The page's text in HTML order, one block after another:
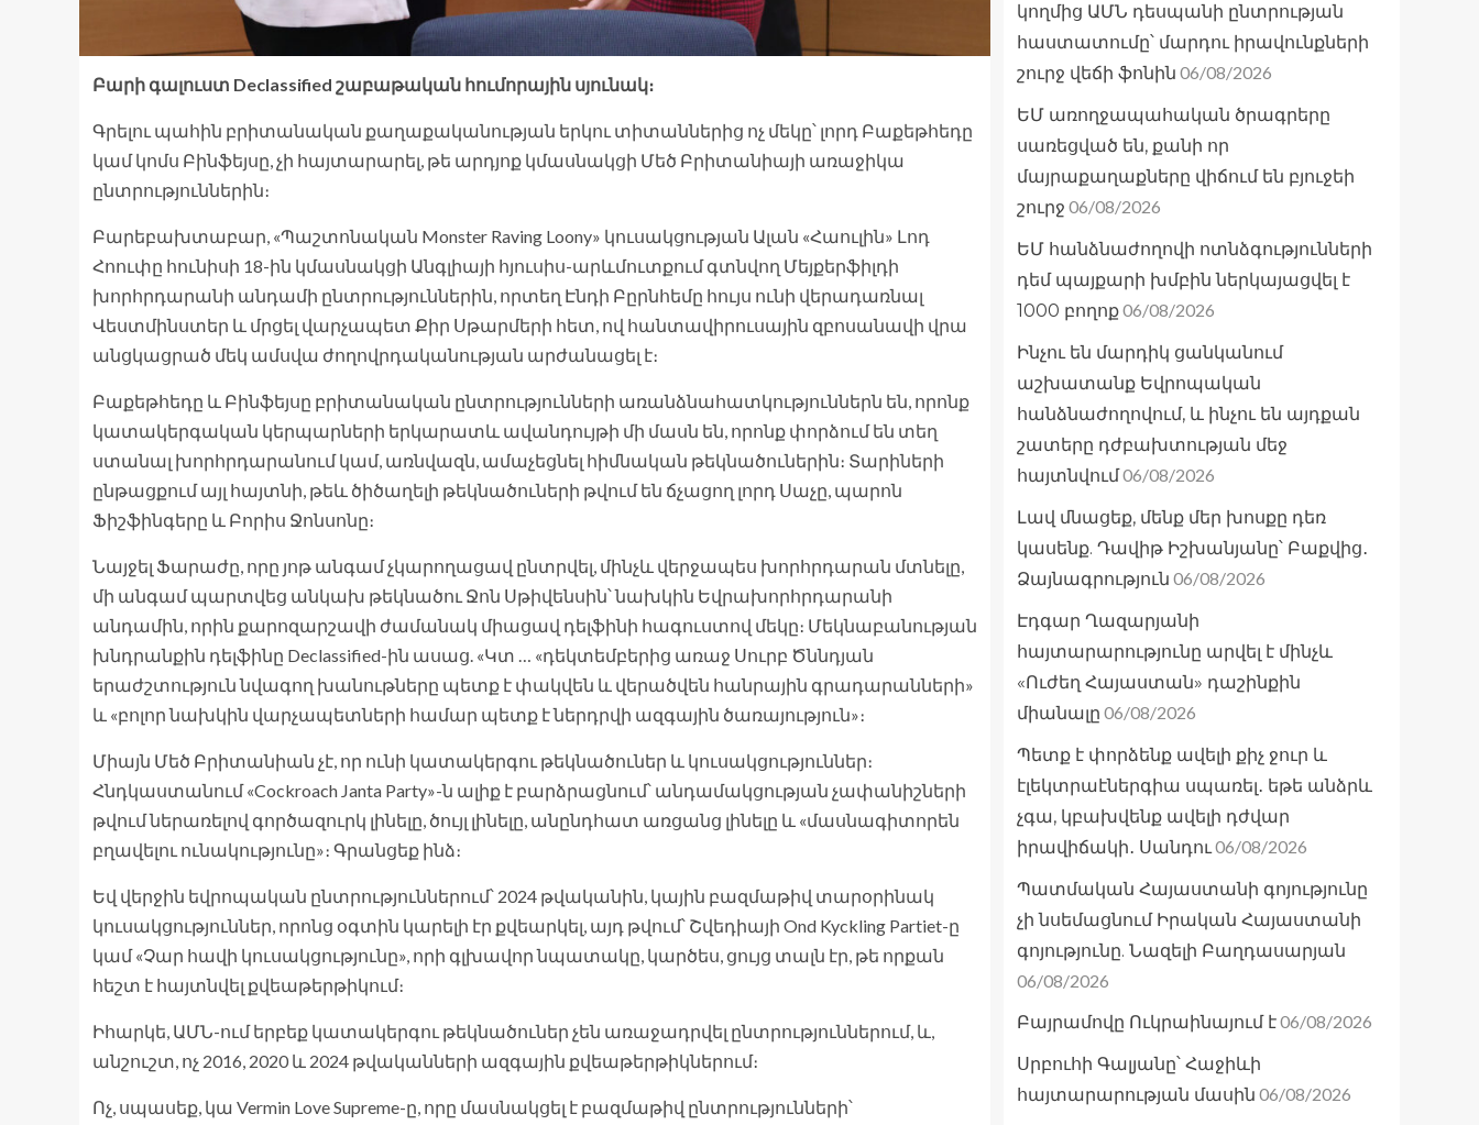
Բարի գալուստ Declassified շաբաթական հումորային սյունակ։
Գրելու պահին բրիտանական քաղաքականության երկու տիտաններից ոչ մեկը՝ լորդ Բաքեթհեդը
կամ կոմս Բինֆեյսը, չի հայտարարել, թե արդյոք կմասնակցի Մեծ Բրիտանիայի առաջիկա
ընտրություններին։
Բարեբախտաբար, «Պաշտոնական Monster Raving Loony» կուսակցության Ալան «Հաուլին» Լոդ
Հոուփը հունիսի 18-ին կմասնակցի Անգլիայի հյուսիս-արևմուտքում գտնվող Մեյքերֆիլդի
խորհրդարանի անդամի ընտրություններին, որտեղ Էնդի Բըրնհեմը հույս ունի վերադառնալ
Վեստմինստեր և մրցել վարչապետ Քիր Սթարմերի հետ, ով հանտավիրուսային զբոսանավի վրա
անցկացրած մեկ ամսվա ժողովրդականության արժանացել է։
Բաքեթհեդը և Բինֆեյսը բրիտանական ընտրությունների առանձնահատկություններն են, որոնք
կատակերգական կերպարների երկարատև ավանդույթի մի մասն են, որոնք փորձում են տեղ
ստանալ խորհրդարանում կամ, առնվազն, ամաչեցնել հիմնական թեկնածուներին։ Տարիների
ընթացքում այլ հայտնի, թեև ծիծաղելի թեկնածուների թվում են ճչացող լորդ Սաչը, պարոն
Ֆիշֆինգերը և Բորիս Ջոնսոնը։
Նայջել Ֆարաժը, որը յոթ անգամ չկարողացավ ընտրվել, մինչև վերջապես խորհրդարան մտնելը,
մի անգամ պարտվեց անկախ թեկնածու Ջոն Սթիվենսին՝ նախկին Եվրախորհրդարանի
անդամին, որին քարոզարշավի ժամանակ միացավ դելֆինի հագուստով մեկը։ Մեկնաբանության
խնդրանքին դելֆինը Declassified-ին ասաց. «Կտ … «դեկտեմբերից առաջ Սուրբ Ծննդյան
երաժշտություն նվագող խանութները պետք է փակվեն և վերածվեն հանրային գրադարանների»
և «բոլոր նախկին վարչապետների համար պետք է ներդրվի ազգային ծառայություն»։
Միայն Մեծ Բրիտանիան չէ, որ ունի կատակերգու թեկնածուներ և կուսակցություններ։
Հնդկաստանում «Cockroach Janta Party»-ն ալիք է բարձրացնում՝ անդամակցության չափանիշների
թվում ներառելով գործազուրկ լինելը, ծույլ լինելը, անընդհատ առցանց լինելը և «մասնագիտորեն
բղավելու ունակությունը»։ Գրանցեք ինձ։
Եվ վերջին եվրոպական ընտրություններում՝ 2024 թվականին, կային բազմաթիվ տարօրինակ
կուսակցություններ, որոնց օգտին կարելի էր քվեարկել, այդ թվում՝ Շվեդիայի Ond Kyckling Partiet-ը
կամ «Չար հավի կուսակցությունը», որի գլխավոր նպատակը, կարծես, ցույց տալն էր, թե որքան
հեշտ է հայտնվել քվեաթերթիկում։
Իհարկե, ԱՄՆ-ում երբեք կատակերգու թեկնածուներ չեն առաջադրվել ընտրություններում, և,
անշուշտ, ոչ 2016, 2020 և 2024 թվականների ազգային քվեաթերթիկներում։
Ոչ, սպասեք, կա Vermin Love Supreme-ը, որը մասնակցել է բազմաթիվ ընտրությունների՝
կողմից ԱՄՆ դեսպանի ընտրության
հաստատումը՝ մարդու իրավունքների
շուրջ վեճի ֆոնին 06/08/2026
ԵՄ առողջապահական ծրագրերը
սառեցված են, քանի որ
մայրաքաղաքները վիճում են բյուջեի
շուրջ 06/08/2026
ԵՄ հանձնաժողովի ոտնձգությունների
դեմ պայքարի խմբին ներկայացվել է
1000 բողոք06/08/2026
Ինչու են մարդիկ ցանկանում
աշխատանք Եվրոպական
հանձնաժողովում, և ինչու են այդքան
շատերը դժբախտության մեջ
հայտնվում06/08/2026
Լավ մնացեք, մենք մեր խոսքը դեռ
կասենք. Դավիթ Իշխանյանը՝ Բաքվից․
Ձայնագրություն 06/08/2026
Էդգար Ղազարյանի
հայտարարությունը արվել է մինչև
«Ուժեղ Հայաստան» դաշինքին
միանալը 06/08/2026
Պետք է փորձենք ավելի քիչ ջուր և
էլեկտրաէներգիա սպառել․ եթե անձրև
չգա, կբախվենք ավելի դժվար
իրավիճակի․ Սանդու06/08/2026
Պատմական Հայաստանի գոյությունը
չի նսեմացնում Իրական Հայաստանի
գոյությունը. Նազելի Բաղդասարյան
06/08/2026
Բայրամովը Ուկրաինայում է06/08/2026
Սրբուհի Գալյանը՝ Հաջիևի
հայտարարության մասին 06/08/2026